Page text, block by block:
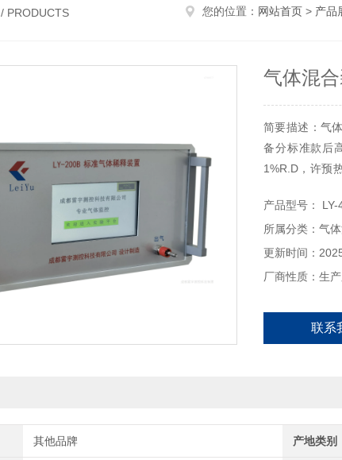
/ PRODUCTS 您的位置： 网站首页 > 产品
气体混
简要描述：气
备分标准款后
1%R.D，许预
稀释多种标准
能便于每年年
产品型号： LY-
所属分类：气
更新时间：
厂商性质：生
联系
其他品牌 产地类别